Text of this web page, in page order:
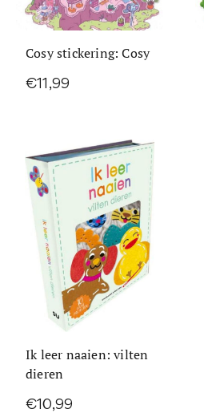
Cosy stickering: Cosy
€11,99
Ik leer naaien: vilten
dieren
€10,99